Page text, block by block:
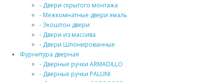
- Двери скрытого монтажа
- Межкомнатные двери эмаль
- Экошпон двери
- Двери из массива
- Двери Шпонированные
Фурнитура дверная
- Дверные ручки ARMADILLO
- Дверные ручки PALLINI